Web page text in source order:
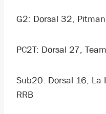
G2: Dorsal 32,
PC2T: Dorsal 27,
Sub20: Dorsal 16, La
RRB